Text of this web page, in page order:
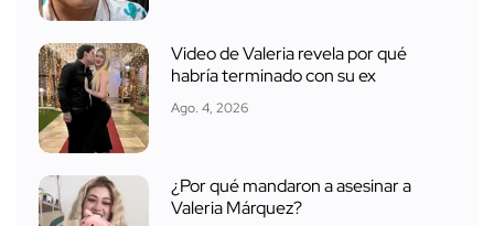
Video de Valeria revela por qué
habría terminado con su ex
Ago. 4, 2026
¿Por qué mandaron a asesinar a
Valeria Márquez?